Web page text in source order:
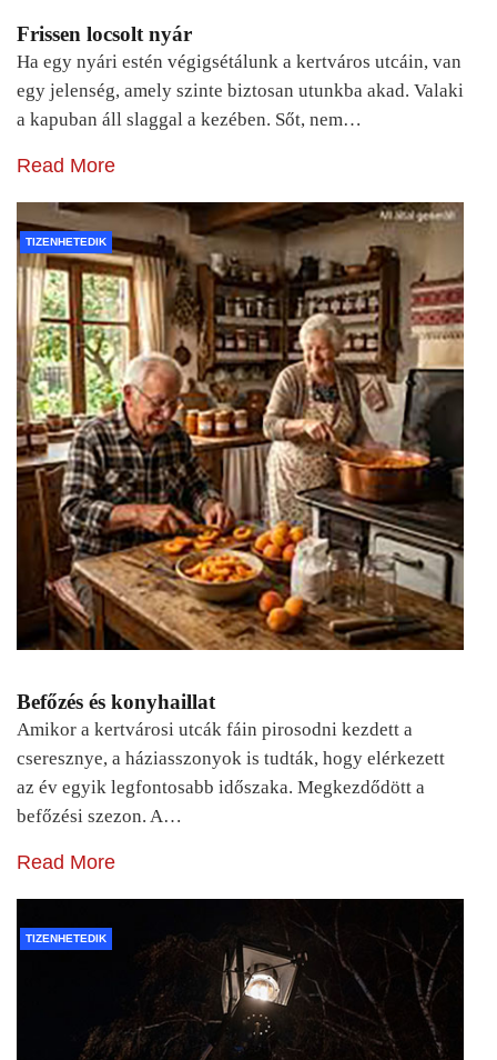
Frissen locsolt nyár
Ha egy nyári estén végigsétálunk a kertváros utcáin, van
egy jelenség, amely szinte biztosan utunkba akad. Valaki
a kapuban áll slaggal a kezében. Sőt, nem…
Read More
TIZENHETEDIK
Befőzés és konyhaillat
Amikor a kertvárosi utcák fáin pirosodni kezdett a
cseresznye, a háziasszonyok is tudták, hogy elérkezett
az év egyik legfontosabb időszaka. Megkezdődött a
befőzési szezon. A…
Read More
TIZENHETEDIK